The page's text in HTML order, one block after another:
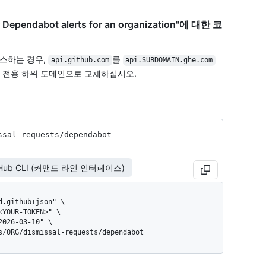
alerts for an organization"에 대한 코
하는 경우, api.github.com 를 api.SUBDOMAIN.ghe.com
용 하위 도메인으로 교체하십시오.
requests/dependabot
CLI (커맨드 라인 인터페이스)
ORG/dismissal-requests/dependabot